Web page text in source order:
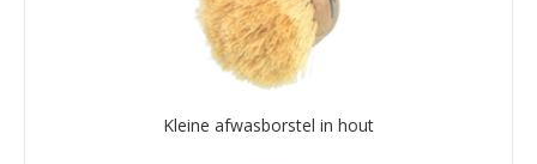
Kleine afwasborstel in hout